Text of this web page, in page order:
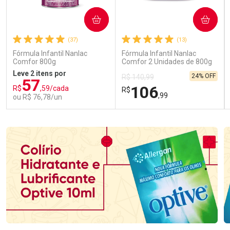
(37)
Fórmula Infantil Nanlac
Comfor 800g
Leve 2 itens por
R$57,59/cada
ou R$ 76,78/un
COMPRAR
(13)
Fórmula Infantil Nanlac
Comfor 2 Unidades de 800g
R$ 140,99
R$106,99
24% OFF
COMPRAR
Laboratório
Por Menos